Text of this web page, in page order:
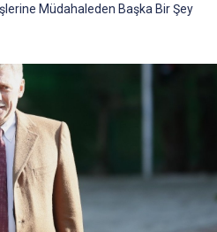
Müdahaleden Başka Bir Şey